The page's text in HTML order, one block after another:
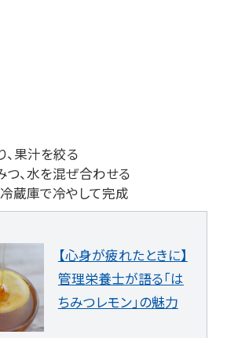
、果汁を絞る
つ、水を混ぜ合わせる
蔵庫で冷やして完成
【心身が疲れたときに】
管理栄養士が語る「は
ちみつレモン」の魅力